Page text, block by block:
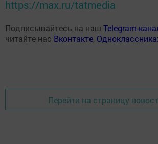
https://max.ru/tatmedia
Подписывайтесь на наш Telegram-
читайте нас Вконтакте,
Перейти на страницу